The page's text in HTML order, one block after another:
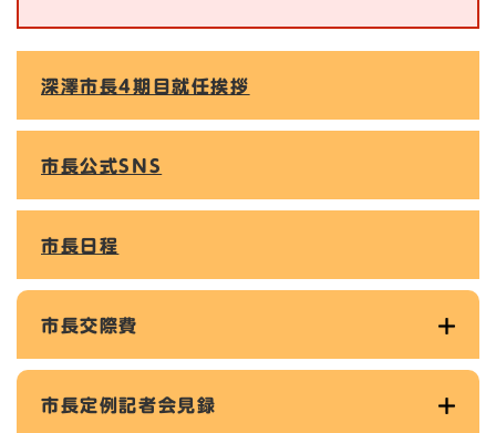
深澤市長4期目就任挨拶
市長公式SNS
市長日程
市長交際費
市長定例記者会見録